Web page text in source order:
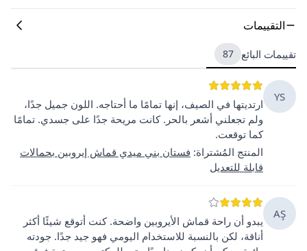
التقييمات
تقييمات البائع 87
YS
ارتديتها في الصيف، إنها تمامًا ما أحتاجه. اللون جميل جدًا،
ولم تجعلني أشعر بالحر. كانت مريحة جدًا على جسدي. تمامًا
كما توقعت.
المنتج المُشتراة: فستان بني ميدي قماش إيروبين بحمالات
قابلة للتعديل
AŞ
يبدو أن راحة قماش الأيروبين واضحة. كنت أتوقع شيئًا أكثر
أناقة، لكن بالنسبة للاستخدام اليومي فهو جيد جدًا. جودته